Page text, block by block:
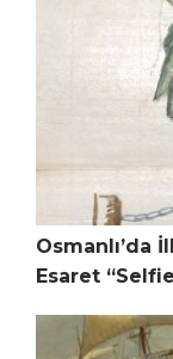
Osmanlı’da
Esaret